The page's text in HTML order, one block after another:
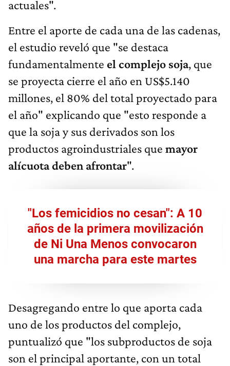
actuales".
Entre el aporte de cada una de las cadenas,
el estudio reveló que "se destaca
fundamentalmente el complejo soja, que
se proyecta cierre el año en US$5.140
millones, el 80% del total proyectado para
el año" explicando que "esto responde a
que la soja y sus derivados son los
productos agroindustriales que mayor
alícuota deben afrontar".
"Los femicidios no cesan": A 10
años de la primera movilización
de Ni Una Menos convocaron
una marcha para este martes
Desagregando entre lo que aporta cada
uno de los productos del complejo,
puntualizó que "los subproductos de soja
son el principal aportante, con un total